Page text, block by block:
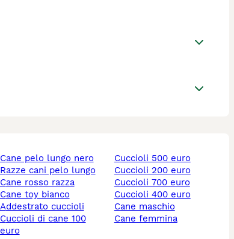
cane pelo lungo nero
razze cani pelo lungo
cane rosso razza
cane toy bianco
addestrato cuccioli
cuccioli di cane 100
euro
cuccioli 500 euro
cuccioli 200 euro
cuccioli 700 euro
cuccioli 400 euro
cane maschio
cane femmina